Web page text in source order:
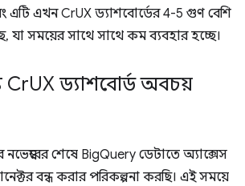
এটি এখন CrUX ড্যাশবোর্ডের 4-5 গুণ বেশি
যা সময়ের সাথে সাথে কম ব্যবহার হচ্ছে।
CrUX ড্যাশবোর্ড অবচয়
শেষে BigQuery ডেটাতে অ্যাক্সেস
বন্ধ করার পরিকল্পনা করছি। এই সময়ে